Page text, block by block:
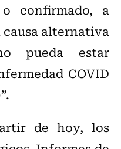
o confirmado, a
causa alternativa
pueda estar
COVID
de hoy, los